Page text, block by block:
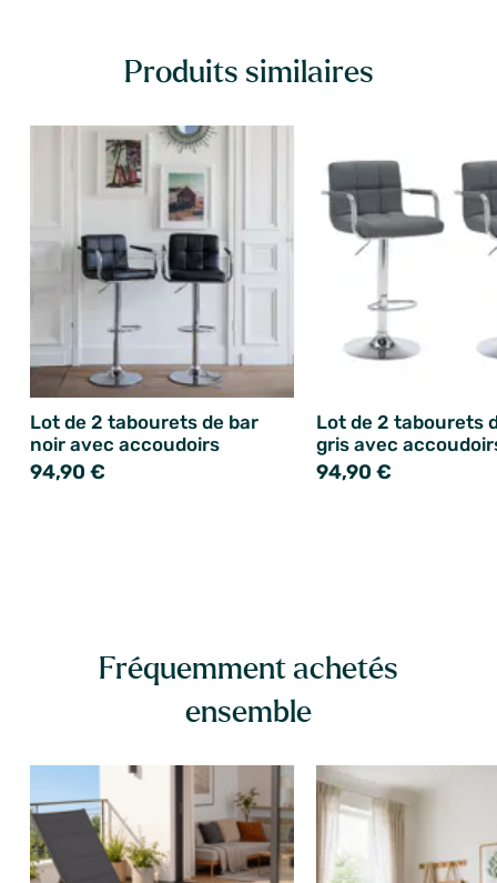
Produits similaires
Lot de 2 tabourets de bar
noir avec accoudoirs
94,90 €
Lot de 2 tabourets
gris avec
94,90 €
Fréquemment achetés
ensemble